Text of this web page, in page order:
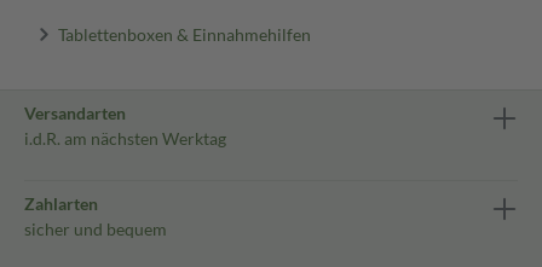
Tablettenboxen & Einnahmehilfen
Versandarten
i.d.R. am nächsten Werktag
Zahlarten
sicher und bequem